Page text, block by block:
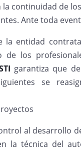
la continuidad de
Ante toda
la entidad
de los
garantiza que
se
al desarrollo
la técnica del